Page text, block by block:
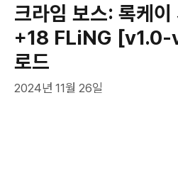
크라임 보스: 록케이
+18 FLiNG [v1.0-
로드
2024년 11월 26일